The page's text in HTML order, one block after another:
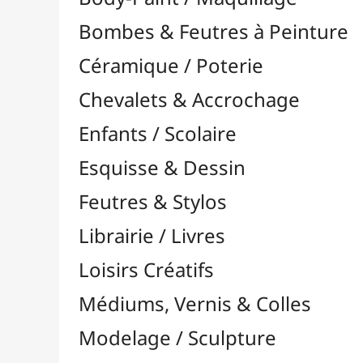
Feutres & Stylos
Librairie / Livres
Loisirs Créatifs
Médiums, Vernis & Colles
Modelage / Sculpture
Peintures / Couleurs
Résines / Moulage
Supports Dessin & Peinture
Transport / Rangement
Vannerie / Rotin
Papeterie & Bureau